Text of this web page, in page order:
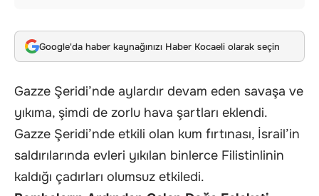
Google'da haber kaynağınızı Haber Kocaeli olarak seçin
Gazze Şeridi’nde aylardır devam eden savaşa ve
yıkıma, şimdi de zorlu hava şartları eklendi.
Gazze Şeridi’nde etkili olan kum fırtınası, İsrail’in
saldırılarında evleri yıkılan binlerce Filistinlinin
kaldığı çadırları olumsuz etkiledi.